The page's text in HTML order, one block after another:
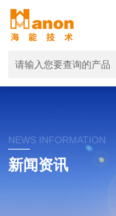
NEWS INFORMATION
新闻资讯